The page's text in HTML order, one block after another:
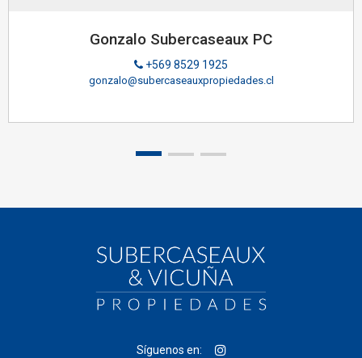
Gonzalo Subercaseaux PC
+569 8529 1925
gonzalo@subercaseauxpropiedades.cl
Síguenos en: